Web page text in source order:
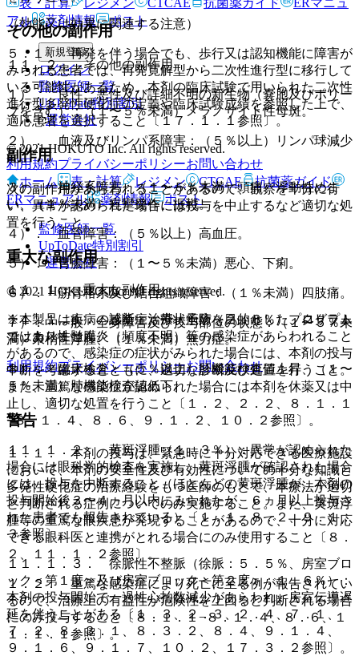
その他の副作用
１１．２． その他の副作用
１）． 良性、悪性及び詳細不明の新生物（嚢胞及びポリー
プを含む）：（１〜５％未満）メラノサイト性母斑。
２）． 血液及びリンパ系障害：（５％以上）リンパ球減少
症。
３）． 神経系障害：（１〜５％未満）頭痛、浮動性めま
い、（１％未満）痙攣発作、振戦。
４）． 血管障害：（５％以上）高血圧。
５）． 胃腸障害：（１〜５％未満）悪心、下痢。
６）． 筋骨格系及び結合組織障害：（１％未満）四肢痛。
７）． 一般・全身障害及び投与部位の状態：（１〜５％未
満）末梢性浮腫、（１％未満）無力症。
８）． 臨床検査：（５％以上）肝機能検査値上昇、（１〜
５％未満）肺機能検査値低下。
警告
１．１． 本剤の投与は、緊急時に十分対応できる医療施設
において、本剤の安全性及び有効性についての十分な知識と
多発性硬化症の治療経験をもつ医師のもとで、本療法が適切
と判断される症例についてのみ実施すること。また、黄斑浮
腫等の重篤な眼疾患が発現することがあるので、十分に対応
できる眼科医と連携がとれる場合にのみ使用すること〔８．
２、１１．１．２参照〕。
１．２． 重篤な感染症により死亡に至る例が報告されてい
るので、治療上の有益性が危険性を上回ると判断される場合
にのみ投与すること〔８．１．１−８．１．４、８．６、１
１．１．１参照〕。
（効能又は効果に関連する注意）
５．１． 再発を伴う場合でも、歩行又は認知機能に障害が
みられる患者では、再発寛解型から二次性進行型に移行して
いる可能性があるため、本剤の臨床試験で用いられた二次性
進行型多発性硬化症の定義や臨床試験成績を参照した上で、
適応患者を選択すること〔１７．１．１参照〕。
副作用
次の副作用があらわれることがあるので、観察を十分に行
い、異常が認められた場合には投与を中止するなど適切な処
置を行うこと。
重大な副作用
１１．１． 重大な副作用
１１．１．１． 感染症：帯状疱疹（２．６％）、クリプト
コッカス性髄膜炎（頻度不明）等の感染症があらわれること
があるので、感染症の症状がみられた場合には、本剤の投与
中断を考慮するとともに、適切な診断及び処置を行うこと。
また、重篤な感染症が認められた場合には本剤を休薬又は中
止し、適切な処置を行うこと〔１．２、２．２、８．１．１
−８．１．４、８．６、９．１．２、１０．２参照〕。
１１．１．２． 黄斑浮腫（１．３％）：異常が認められた
場合には眼科学的検査を実施し、黄斑浮腫が確認された場合
には、投与を中断すること（ほとんどの黄斑浮腫が、本剤の
投与開始後３〜４ヵ月以内にみられたが、６ヵ月以上投与さ
れた患者でも報告されている）〔１．１、８．２、９．１．
３参照〕。
１１．１．３． 徐脈性不整脈（徐脈：５．５％、房室ブロ
ック＜第１度＞及び房室ブロック＜第２度＞：１．６％）：
本剤の投与開始で一過性心拍数減少があらわれ、房室伝導遅
延を伴うことがある〔１．３、２．３、２．４、７．１、
７．２、８．３．１、８．３．２、８．４、９．１．４、
９．１．６、９．１．７、１０．２、１７．３．２参照〕。
アル
薬剤情報 ポスト
新規登録
ログイン
監修医師一覧
UpToDate特別割引
運営会社
© 2021 HOKUTO Inc. All rights reserved.
利用規約プライバシーポリシーお問い合わせ
ホーム
表・計算 レジメン CTCAE
抗菌薬ガイド
ERマニュアル
薬剤情報 ポスト
監修医師一覧
UpToDate特別割引
運営会社
© 2021 HOKUTO Inc. All rights reserved.
※本製品は疾病の診断・治療・予防を目的としたプログラム
ではありません。
利用規約プライバシーポリシーお問い合わせ